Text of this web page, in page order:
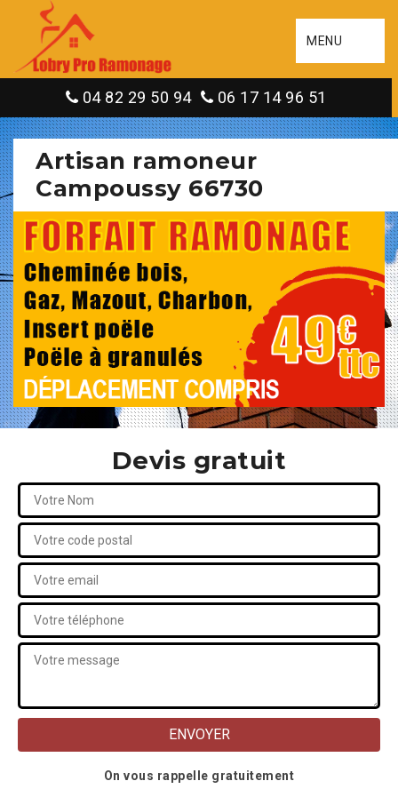
MENU
04 82 29 50 94 06 17 14 96 51
Artisan ramoneur
Campoussy 66730
Devis gratuit
On vous rappelle gratuitement